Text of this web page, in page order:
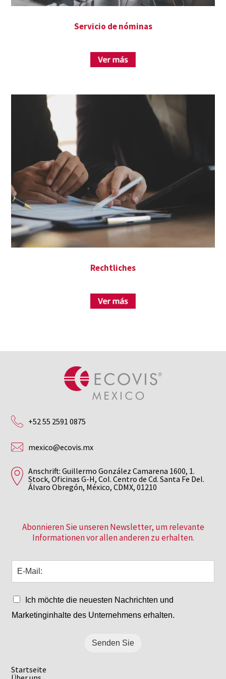
Servicio de nóminas
Rechtliches
+52 55 2591 0875
mexico@ecovis.mx
Anschrift: Guillermo González Camarena 1600, 1.
Stock, Oficinas G-H, Col. Centro de Cd. Santa Fe Del.
Álvaro Obregón, México, CDMX, 01210
Abonnieren Sie unseren Newsletter, um relevante
Informationen vor allen anderen zu erhalten.
Ich möchte die neuesten Nachrichten und
Marketinginhalte des Unternehmens erhalten.
Senden Sie
Startseite